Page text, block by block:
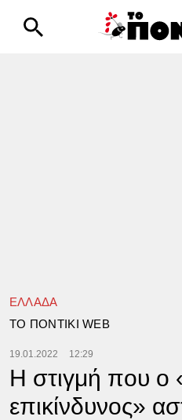
ΕΛΛΑΔΑ
TΟ ΠΟΝΤΙΚΙ WEB
19.01.2022 12:29
Η στιγμή που ο
επικίνδυνος»